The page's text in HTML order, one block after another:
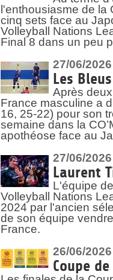
l'enthousiasme de
cinq sets face au
Volleyball Nations
Final 8 dans un peu
27/06/2026
Les
Après
France masculine a
16, 25-22) pour son
semaine dans la
apothéose face au
27/06/2026
Laurent
L'équipe
Volleyball Nations
2024 par l'ancien
de son équipe
France.
26/06/2026
Coupe